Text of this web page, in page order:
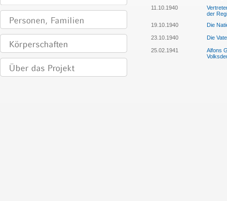
11.10.1940
der
19.10.1940
Die
23.10.1940 Die
25.02.1941
Alfons